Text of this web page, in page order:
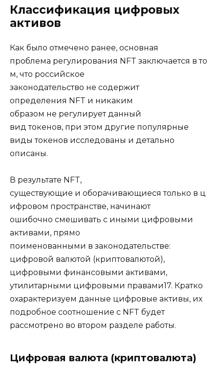
Классификация цифровых
активов
Как было отмечено ранее, основная
проблема регулирования NFT заключается в то
м, что российское
законодательство не содержит
определения NFT и никаким
образом не регулирует данный
вид токенов, при этом другие популярные
виды токенов исследованы и детально
описаны.
В результате NFT,
существующие и оборачивающиеся только в ц
ифровом пространстве, начинают
ошибочно смешивать с иными цифровыми
активами, прямо
поименованными в законодательстве:
цифровой валютой (криптовалютой),
цифровыми финансовыми активами,
утилитарными цифровыми правами17. Кратко
охарактеризуем данные цифровые активы, их
подробное соотношение с NFT будет
рассмотрено во втором разделе работы.
Цифровая валюта (криптовалюта)